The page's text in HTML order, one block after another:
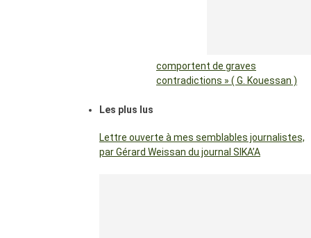
comportent de graves
contradictions » ( G. Kouessan )
Les plus lus
Lettre ouverte à mes semblables journalistes,
par Gérard Weissan du journal SIKA’A